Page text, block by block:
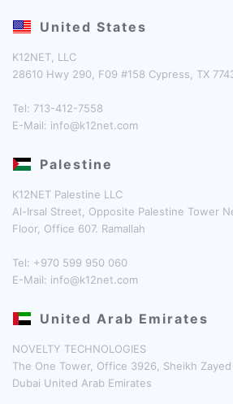
United States
K12NET, LLC
28610 Hwy 290, F09 #158 Cypress, TX
Tel: 713-412-7558
E-Mail: info@k12net.com
Palestine
K12NET Palestine LLC
Al-Irsal Street, Opposite Palestine Tower
Floor, Office 607. Ramallah
Tel: +970 599 950 060
E-Mail: info@k12net.com
United Arab Emirates
NOVELTY TECHNOLOGIES
The One Tower, Office 3926, Sheikh
Dubai United Arab Emirates